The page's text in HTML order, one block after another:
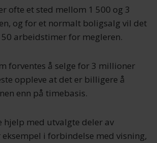
ofte et sted mellom 1 500 og 3
og for et normalt boligsalg vil det
arbeidstimer for megleren.
forventes å selge for 3 millioner
oppleve at det er billigere å
enn på timebasis.
hjelp med utvalgte deler av
i forbindelse med visning,